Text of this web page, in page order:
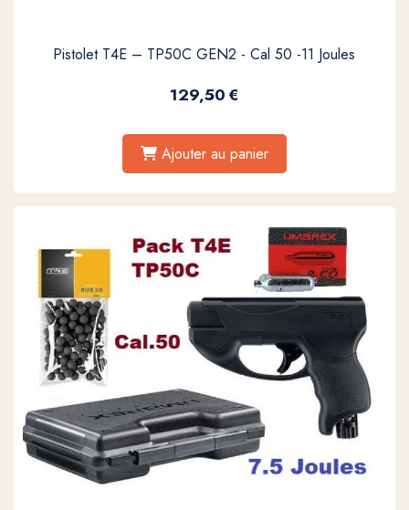
Pistolet T4E – TP50C GEN2 - Cal 50 -11 Joules
129,50€
Ajouter au panier